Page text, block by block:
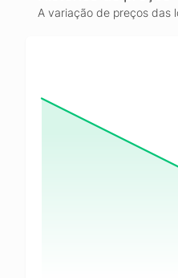
A variação de preços das